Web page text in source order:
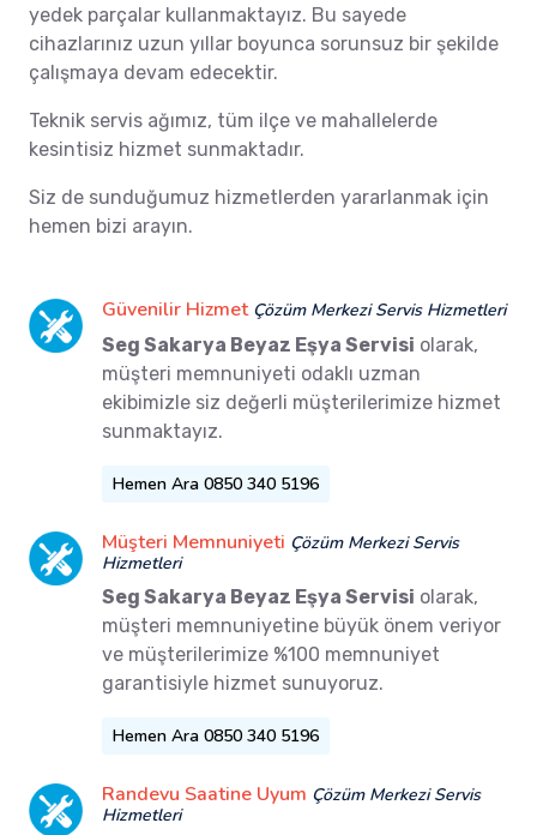
yedek parçalar kullanmaktayız. Bu sayede
cihazlarınız uzun yıllar boyunca sorunsuz bir şekilde
çalışmaya devam edecektir.
Teknik servis ağımız, tüm ilçe ve mahallelerde
kesintisiz hizmet sunmaktadır.
Siz de sunduğumuz hizmetlerden yararlanmak için
hemen bizi arayın.
Güvenilir Hizmet Çözüm Merkezi Servis Hizmetleri
Seg Sakarya Beyaz Eşya Servisi olarak,
müşteri memnuniyeti odaklı uzman
ekibimizle siz değerli müşterilerimize hizmet
sunmaktayız.
Hemen Ara 0850 340 5196
Müşteri Memnuniyeti Çözüm Merkezi Servis
Hizmetleri
Seg Sakarya Beyaz Eşya Servisi olarak,
müşteri memnuniyetine büyük önem veriyor
ve müşterilerimize %100 memnuniyet
garantisiyle hizmet sunuyoruz.
Hemen Ara 0850 340 5196
Randevu Saatine Uyum Çözüm Merkezi Servis
Hizmetleri